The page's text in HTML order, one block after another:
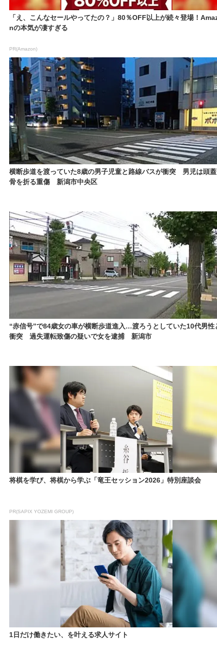
「え、こんなセールやってたの？」80％OFF以上が続々登場！
nの本気が凄すぎる
PR(Amazon)
横断歩道を渡っていた8歳の男子児童と路線バスが衝突 男児は頭蓋
骨を折る重傷 新潟市中央区
“赤信号”で84歳女の車が横断歩道進入…渡ろうとしていた10代男性
衝突 過失運転致傷の疑いで女を逮捕 新潟市
将棋を学び、将棋から学ぶ「竜王セッション2026」特別座談会
PR(SAPIX YOZEMI GROUP)
1日だけ働きたい、を叶える求人サイト